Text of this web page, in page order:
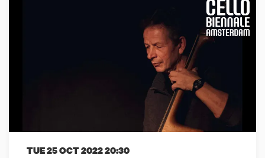
TUE 25 OCT 202220:30